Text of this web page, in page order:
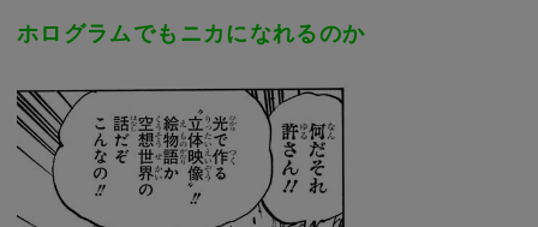
ホログラムでもニカになれるのか